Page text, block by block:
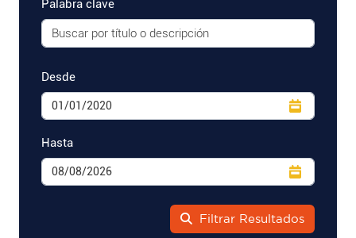
Palabra clave
Desde
Hasta
Filtrar Resultados